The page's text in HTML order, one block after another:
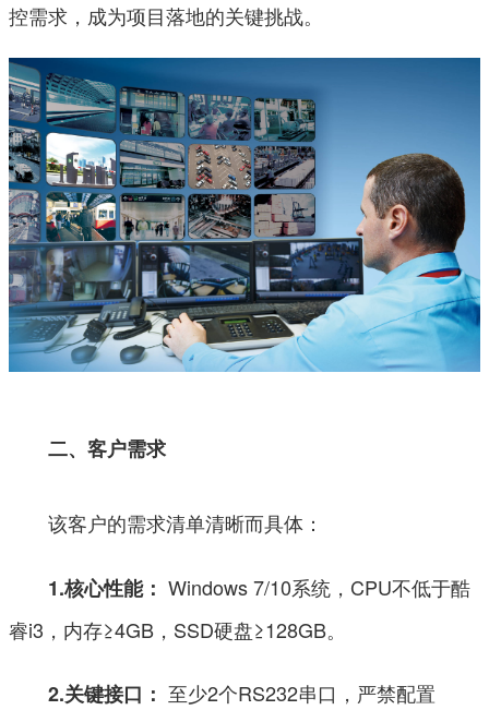
控需求，成为项目落地的关键挑战。
二、客户需求
该客户的需求清单清晰而具体：
1.核心性能： Windows 7/10系统，CPU不低于酷
睿i3，内存≥4GB，SSD硬盘≥128GB。
2.关键接口： 至少2个RS232串口，严禁配置